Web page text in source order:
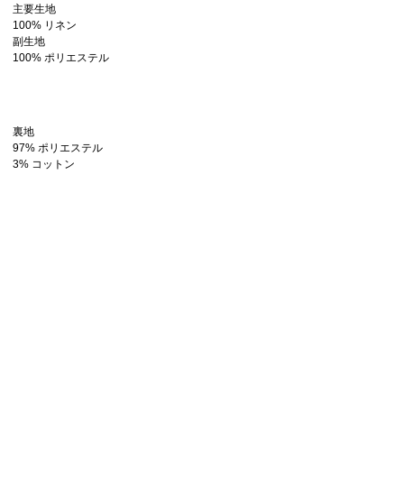
主要生地
100% リネン
副生地
100% ポリエステル
裏地
97% ポリエステル
3% コットン